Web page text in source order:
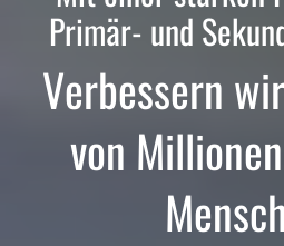
Primär- und
Verbessern
von